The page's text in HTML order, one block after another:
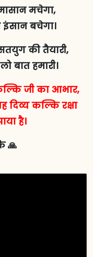
मचेगा,
बचेगा।
की तैयारी,
बात हमारी।
जी का आभार,
दिव्य कल्कि रक्षा
है।
🙏